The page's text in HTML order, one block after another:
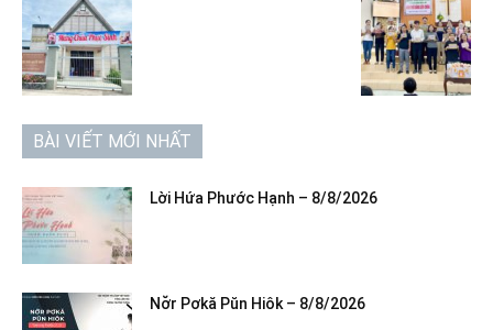
BÀI VIẾT MỚI NHẤT
Lời Hứa Phước Hạnh – 8/8/2026
Nơ̆r Pơkă Pŭn Hiôk – 8/8/2026